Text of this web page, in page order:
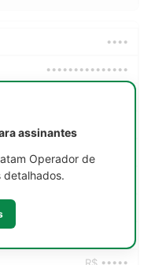
••••
•••••••••••••••
R$ •••••
R$ •••••
assinantes
Operador de
detalhados.